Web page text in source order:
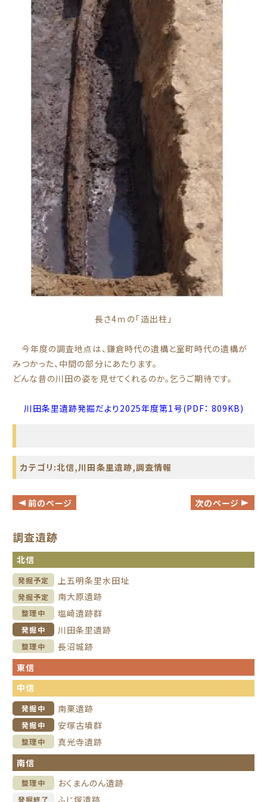
長さ4ｍの「造出柱」
今年度の調査地点は、鎌倉時代の遺構と室町時代の遺構が
みつかった、中間の部分にあたります。
どんな昔の川田の姿を見せてくれるのか。乞うご期待です。
川田条里遺跡発掘だより2025年度第1号(PDF： 809KB)
カテゴリ:北信,川田条里遺跡,調査情報
前のページ 次のページ
調査遺跡
北信
発掘予定 上五明条里水田址
発掘予定 南大原遺跡
整理中 塩崎遺跡群
発掘中 川田条里遺跡
整理中
長沼城跡
東信
中信
発掘中 南栗遺跡
発掘中 安塚古墳群
整理中
真光寺遺跡
南信
整理中 おくまんのん遺跡
発掘終了